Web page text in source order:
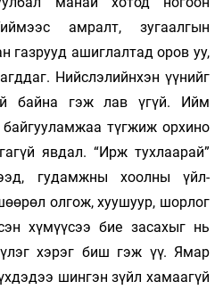
амралт, зугаалгын
газрууд ашиглалтад оров уу,
Нийслэлийнхэн үүнийг
байна гэж лав үгүй. Ийм
түгжиж орхино
явдал. “Ирж тухлаарай”
гудамжны хоолны үйл­
олгож, хуушуур, шорлог
хүмүүсээ бие засахыг нь
хэрэг биш гэж үү. Ямар
шингэн зүйл хамаагүй